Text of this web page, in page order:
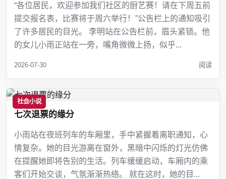
“各位居民，欢迎参加我们社区的厨艺赛！请在下周五前
提交报名表，比赛将于周六举行！”公告栏上的通知吸引
了许多居民的目光。 李明站在公告栏前，眉头紧锁。他
的女儿小雨正站在一旁，嘴角微微上扬，似乎...
2026-07-30 阅读
社会小说
七次退票的缘分
小雨站在夜班列车的车厢里，手中紧握着离职通知，心
情复杂。她的目光游离在窗外，黑暗中闪烁的灯光仿佛
在提醒她即将告别的生活。列车缓缓启动，车厢内的乘
客们开始交谈，气氛渐渐热络。 就在这时，她的目...